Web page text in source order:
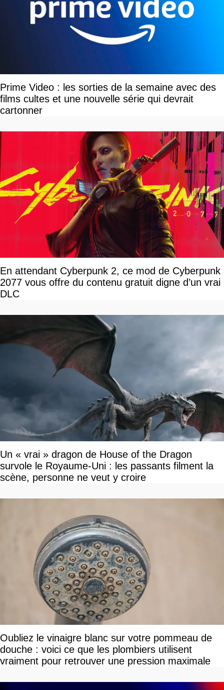
Prime Video : les sorties de la semaine avec des
films cultes et une nouvelle série qui devrait
cartonner
En attendant Cyberpunk 2, ce mod de Cyberpunk
2077 vous offre du contenu gratuit digne d’un vrai
DLC
Un « vrai » dragon de House of the Dragon
survole le Royaume-Uni : les passants filment la
scène, personne ne veut y croire
Oubliez le vinaigre blanc sur votre pommeau de
douche : voici ce que les plombiers utilisent
vraiment pour retrouver une pression maximale